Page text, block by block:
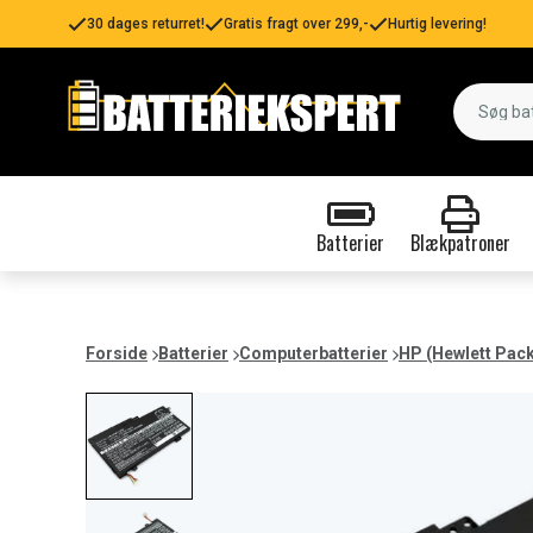
30 dages returret! Gratis fragt over 299,- Hurtig levering!
Batterier Blækpatroner
Forside Batterier Computerbatterier HP (Hewlett